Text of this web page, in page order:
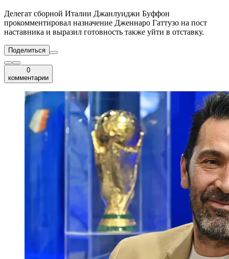
Делегат сборной Италии Джанлуиджи Буффон
прокомментировал назначение Дженнаро Гаттузо на пост
наставника и выразил готовность также уйти в отставку.
Поделиться
0
комментарии